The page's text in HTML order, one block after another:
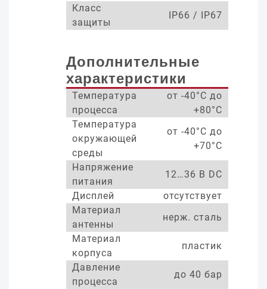
Класс
защиты
IP66 / IP67
Дополнительные
характеристики
Температура
процесса
от -40°С до
+80°С
Температура
окружающей
среды
от -40°С до
+70°С
Напряжение
питания
12…36 В DC
Дисплей
отсутствует
Материал
антенны
нерж. сталь
Материал
корпуса
пластик
Давление
процесса
до 40 бар